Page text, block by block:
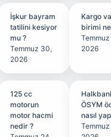
İşkur bayram
tatilini kesiyor
mu ?
Temmuz 30,
2026
Kargo
birimi
2026
125 cc
motorun
motor hacmi
nedir ?
ÖSYM
nasıl